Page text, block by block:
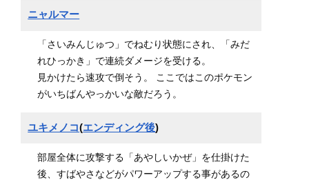
ニャルマー
「さいみんじゅつ」でねむり状態にされ、「みだ
れひっかき」で連続ダメージを受ける。
見かけたら速攻で倒そう。 ここではこのポケモン
がいちばんやっかいな敵だろう。
ユキメノコ(エンディング後)
部屋全体に攻撃する「あやしいかぜ」を仕掛けた
後、すばやさなどがパワーアップする事があるの